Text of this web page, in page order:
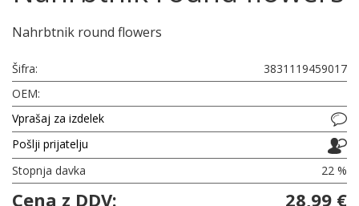
Nahrbtnik round flowers
Šifra:
3831119459017
OEM:
Vprašaj za izdelek
Pošlji prijatelju
Stopnja davka
22 %
Cena z DDV: 28,99 €